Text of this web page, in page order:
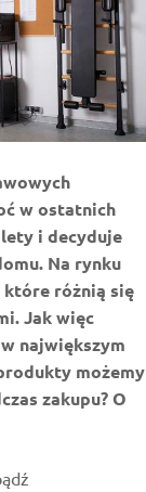
w ostatnich
i decyduje
Na rynku
różnią się
Jak więc
największym
możemy
zakupu? O